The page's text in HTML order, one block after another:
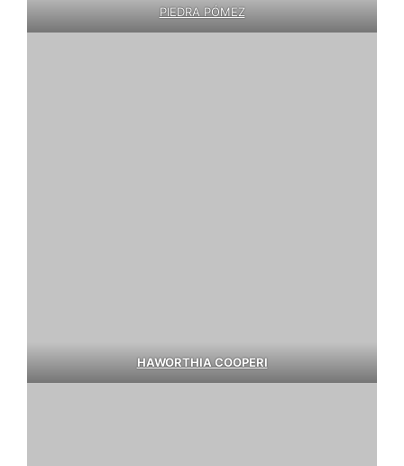
PIEDRA PÓMEZ
HAWORTHIA COOPERI